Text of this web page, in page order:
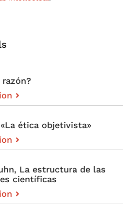
razón?
«La ética objetivista»
La estructura de las
científicas